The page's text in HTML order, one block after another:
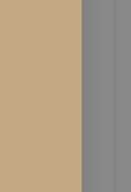
les
CBD
une plante
les
sont les
appelés